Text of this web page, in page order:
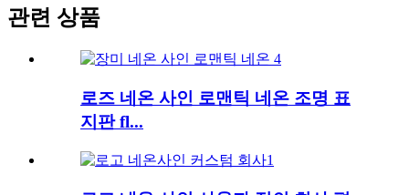
관련 상품
로즈 네온 사인 로맨틱 네온 조명 표
지판 fl...